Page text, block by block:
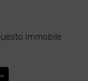
immobile